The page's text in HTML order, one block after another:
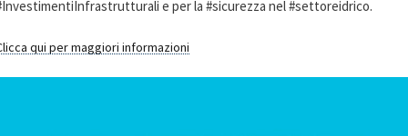
InvestimentiInfrastrutturali e per la #sicurezza nel#settoreidrico.
qui per maggiori informazioni